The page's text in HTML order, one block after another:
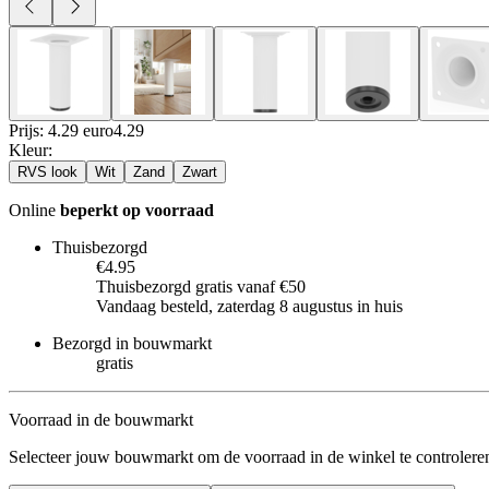
Prijs: 4.29 euro4.29
Kleur:
RVS look Wit Zand Zwart
Online beperkt op voorraad
Thuisbezorgd
€4.95
Thuisbezorgd gratis vanaf €50
Vandaag besteld, zaterdag 8 augustus in huis
Bezorgd in bouwmarkt
gratis
Voorraad in de bouwmarkt
Selecteer jouw bouwmarkt om de voorraad in de winkel te